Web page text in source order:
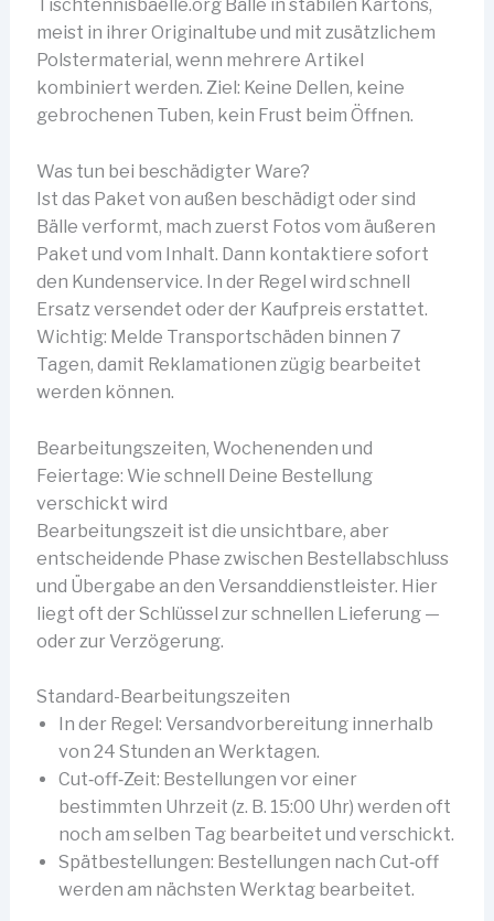
Tischtennisbaelle.org Bälle in stabilen Kartons,
meist in ihrer Originaltube und mit zusätzlichem
Polstermaterial, wenn mehrere Artikel
kombiniert werden. Ziel: Keine Dellen, keine
gebrochenen Tuben, kein Frust beim Öffnen.
Was tun bei beschädigter Ware?
Ist das Paket von außen beschädigt oder sind
Bälle verformt, mach zuerst Fotos vom äußeren
Paket und vom Inhalt. Dann kontaktiere sofort
den Kundenservice. In der Regel wird schnell
Ersatz versendet oder der Kaufpreis erstattet.
Wichtig: Melde Transportschäden binnen 7
Tagen, damit Reklamationen zügig bearbeitet
werden können.
Bearbeitungszeiten, Wochenenden und
Feiertage: Wie schnell Deine Bestellung
verschickt wird
Bearbeitungszeit ist die unsichtbare, aber
entscheidende Phase zwischen Bestellabschluss
und Übergabe an den Versanddienstleister. Hier
liegt oft der Schlüssel zur schnellen Lieferung —
oder zur Verzögerung.
Standard-Bearbeitungszeiten
In der Regel: Versandvorbereitung innerhalb
von 24 Stunden an Werktagen.
Cut‑off‑Zeit: Bestellungen vor einer
bestimmten Uhrzeit (z. B. 15:00 Uhr) werden oft
noch am selben Tag bearbeitet und verschickt.
Spätbestellungen: Bestellungen nach Cut‑off
werden am nächsten Werktag bearbeitet.